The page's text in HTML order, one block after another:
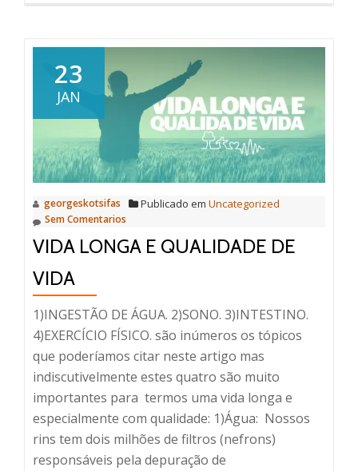
e
alguns
cânceres
23
JAN
georgeskotsifas Publicado em Uncategorized
Sem Comentarios
VIDA LONGA E QUALIDADE DE
VIDA
1)INGESTÃO DE ÁGUA. 2)SONO. 3)INTESTINO.
4)EXERCÍCIO FÍSICO. são inúmeros os tópicos
que poderíamos citar neste artigo mas
indiscutivelmente estes quatro são muito
importantes para termos uma vida longa e
especialmente com qualidade: 1)Água: Nossos
rins tem dois milhões de filtros (nefrons)
responsáveis pela depuração de